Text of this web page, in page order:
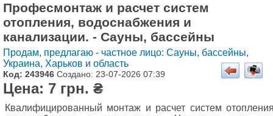
Професмонтаж и расчет систем
отопления, водоснабжения и
канализации. - Сауны, бассейны
Продам, предлагаю - частное лицо: Сауны, бассейны,
Украина, Харьков и область
Код: 243946 Создано: 23-07-2026 07:39
Цена: 7 грн. ₴
Квалифицированный монтаж и расчет систем